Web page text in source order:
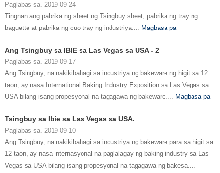
Paglabas sa. 2019-09-24
Tingnan ang pabrika ng sheet ng Tsingbuy sheet, pabrika ng tray ng
baguette at pabrika ng cuo tray ng industriya.... Magbasa pa
Ang Tsingbuy sa IBIE sa Las Vegas sa USA - 2
Paglabas sa. 2019-09-17
Ang Tsingbuy, na nakikibahagi sa industriya ng bakeware ng higit sa 12
taon, ay nasa International Baking Industry Exposition sa Las Vegas sa
USA bilang isang propesyonal na tagagawa ng bakeware.... Magbasa pa
Tsingbuy sa Ibie sa Las Vegas sa USA.
Paglabas sa. 2019-09-10
Ang Tsingbuy, na nakikibahagi sa industriya ng bakeware para sa higit sa
12 taon, ay nasa internasyonal na paglalagay ng baking industry sa Las
Vegas sa USA bilang isang propesyonal na tagagawa ng bakesa....